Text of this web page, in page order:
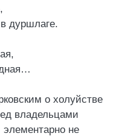
дуршлаге.
о холуйстве
владельцами
не